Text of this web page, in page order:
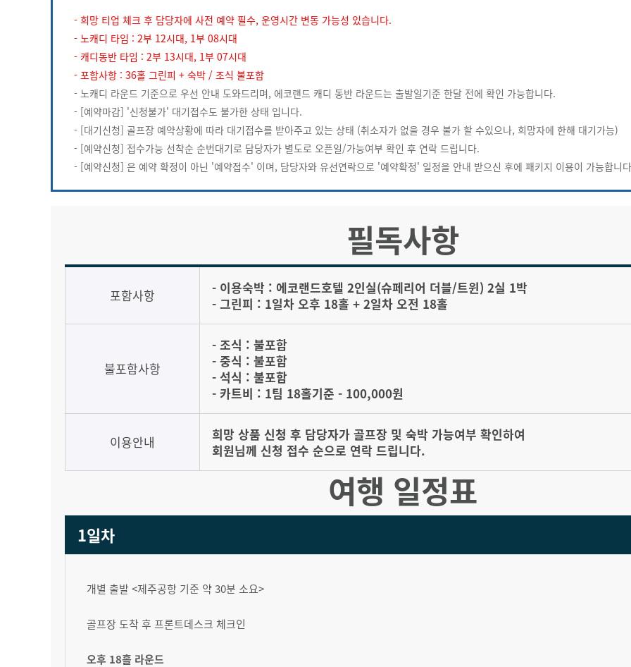
- 희망 티업 체크 후 담당자에 사전 예약 필수, 운영시간 변동 가능성 있습니다.
- 노캐디 타임 : 2부 12시대, 1부 08시대
- 캐디동반 타임 : 2부 13시대, 1부 07시대
- 포함사항 : 36홀 그린피 + 숙박 / 조식 불포함
- 노캐디 라운드 기준으로 우선 안내 도와드리며, 에코랜드 캐디 동반 라운드는 출발일기준 한달 전에 확인 가능합니다.
- [예약마감] '신청불가' 대기접수도 불가한 상태 입니다.
- [대기신청] 골프장 예약상황에 따라 대기접수를 받아주고 있는 상태 (취소자가 없을 경우 불가 할 수있으나, 희망자에 한해 대기가능)
- [예약신청] 접수가능 선착순 순번대기로 담당자가 별도로 오픈일/가능여부 확인 후 연락 드립니다.
- [예약신청] 은 예약 확정이 아닌 '예약접수' 이며, 담당자와 유선연락으로 '예약확정' 일정을 안내 받으신 후에 패키지 이용이 가능합니
필독사항
포함사항
- 이용숙박 : 에코랜드호텔 2인실(슈페리어 더블/트윈) 2실 1박
- 그린피 : 1일차 오후 18홀 + 2일차 오전 18홀
불포함사항
- 조식 : 불포함
- 중식 : 불포함
- 석식 : 불포함
- 카트비 : 1팀 18홀기준 - 100,000원
이용안내
희망 상품 신청 후 담당자가 골프장 및 숙박 가능여부 확인하여
회원님께 신청 접수 순으로 연락 드립니다.
여행 일정표
1일차
개별 출발 <제주공항 기준 약 30분 소요>
골프장 도착 후 프론트데스크 체크인
오후 18홀 라운드